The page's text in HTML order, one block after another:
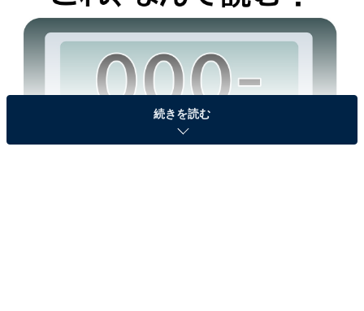
続きを読む